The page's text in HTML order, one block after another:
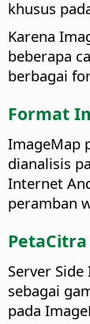
khusus
Karena
beberapa
berbagai
Format
ImageMap
dianalisis
Internet
peramban
Server
sebagai
pada